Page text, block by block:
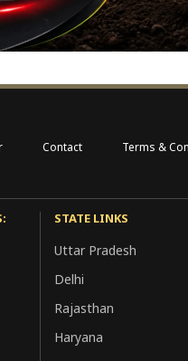
Contact Terms &
STATE LINKS
Uttar Pradesh
Delhi
Rajasthan
Haryana